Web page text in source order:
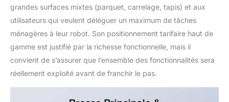
la durée de séchage et
les conditions
facilement gérées dans
l'application. Remarque
: Prise en charge du
WiFi 2,4 GHz
grandes surfaces mixtes (parquet, carrelage, tapis) et aux
utilisateurs qui veulent déléguer un maximum de tâches
ménagères à leur robot. Son positionnement tarifaire haut de
gamme est justifié par la richesse fonctionnelle, mais il
convient de s’assurer que l’ensemble des fonctionnalités sera
réellement exploité avant de franchir le pas.